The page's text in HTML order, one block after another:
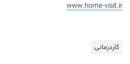
www.home-visit.ir
کاردرمانی